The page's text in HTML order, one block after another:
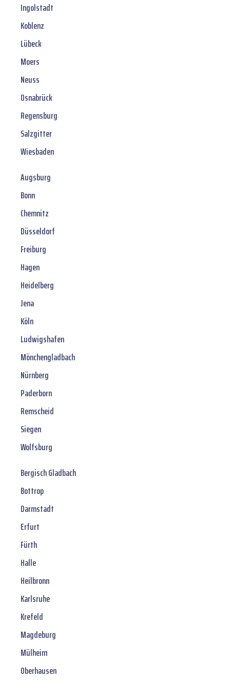
Ingolstadt
Koblenz
Lübeck
Moers
Neuss
Osnabrück
Regensburg
Salzgitter
Wiesbaden
Augsburg
Bonn
Chemnitz
Düsseldorf
Freiburg
Hagen
Heidelberg
Jena
Köln
Ludwigshafen
Mönchengladbach
Nürnberg
Paderborn
Remscheid
Siegen
Wolfsburg
Bergisch Gladbach
Bottrop
Darmstadt
Erfurt
Fürth
Halle
Heilbronn
Karlsruhe
Krefeld
Magdeburg
Mülheim
Oberhausen